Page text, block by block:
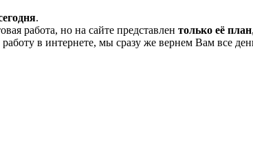
.
работа, но на сайте представлен только её план
в интернете, мы сразу же вернем Вам все